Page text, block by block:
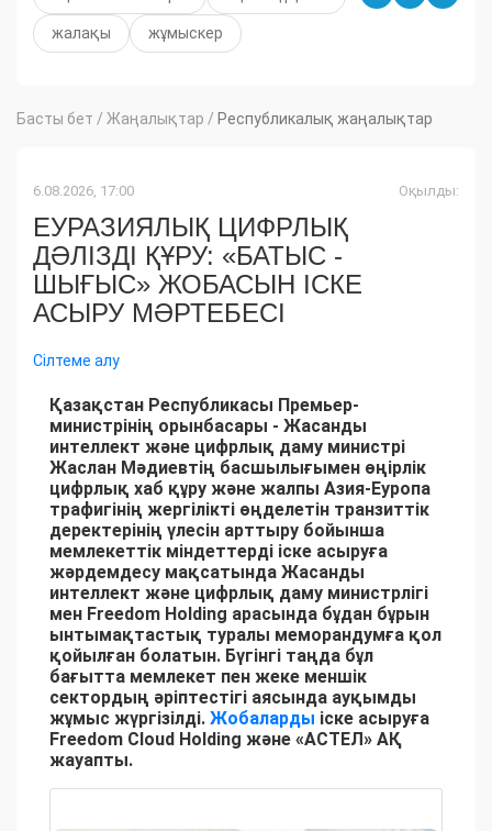
жалақы жұмыскер
Басты бет / Жаңалықтар / Республикалық жаңалықтар
6.08.2026, 17:00 Оқылды:
ЕУРАЗИЯЛЫҚ ЦИФРЛЫҚ
ДӘЛІЗДІ ҚҰРУ: «БАТЫС -
ШЫҒЫС» ЖОБАСЫН ІСКЕ
АСЫРУ МӘРТЕБЕСІ
Сілтеме алу
Қазақстан Республикасы Премьер-
министрінің орынбасары - Жасанды
интеллект және цифрлық даму министрі
Жаслан Мәдиевтің басшылығымен өңірлік
цифрлық хаб құру және жалпы Азия-Еуропа
трафигінің жергілікті өңделетін транзиттік
деректерінің үлесін арттыру бойынша
мемлекеттік міндеттерді іске асыруға
жәрдемдесу мақсатында Жасанды
интеллект және цифрлық даму министрлігі
мен Freedom Holding арасында бұдан бұрын
ынтымақтастық туралы меморандумға қол
қойылған болатын. Бүгінгі таңда бұл
бағытта мемлекет пен жеке меншік
сектордың әріптестігі аясында ауқымды
жұмыс жүргізілді. Жобаларды іске асыруға
Freedom Cloud Holding және «АСТЕЛ» АҚ
жауапты.